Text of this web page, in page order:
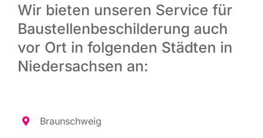
Wir bieten unseren Service für
Baustellenbeschilderung auch
vor Ort in folgenden Städten in
Niedersachsen an:
Braun­schweig